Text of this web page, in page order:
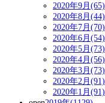
2020年9月(65)
2020年8月(44)
2020年7月(70)
2020年6月(54)
2020年5月(73)
2020年4月(56)
2020年3月(73)
2020年2月(91)
2020年1月(91)